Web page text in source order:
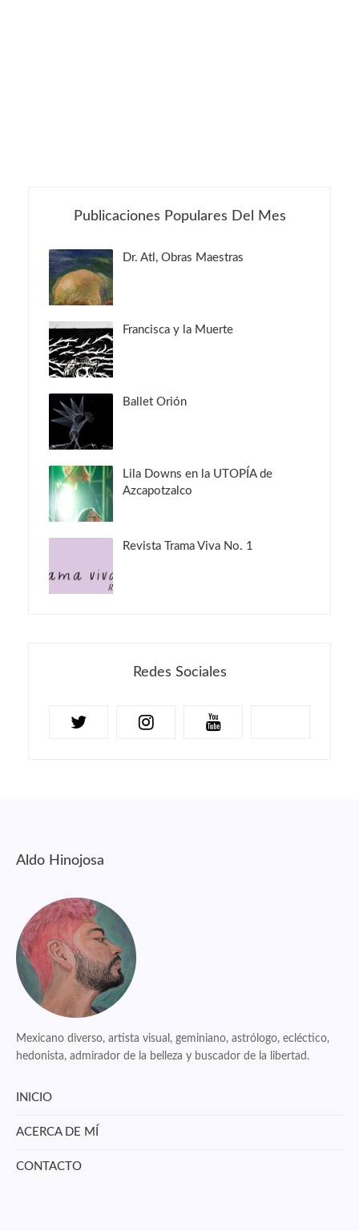
Publicaciones Populares Del Mes
Dr. Atl, Obras Maestras
Francisca y la Muerte
Ballet Orión
Lila Downs en la UTOPÍA de
Azcapotzalco
Revista Trama Viva No. 1
Redes Sociales
Aldo Hinojosa
Mexicano diverso, artista visual, geminiano, astrólogo, ecléctico,
hedonista, admirador de la belleza y buscador de la libertad.
INICIO
ACERCA DE MÍ
CONTACTO